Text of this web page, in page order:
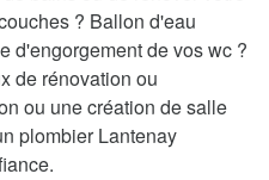
? Ballon d'eau
d'engorgement de vos wc ?
de rénovation ou
ou une création de salle
plombier Lantenay